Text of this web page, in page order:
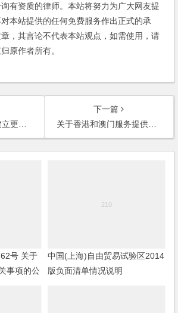
有资质的律师。本站将努力为广大网友提
本站提供的任何免费服务作出正式的承
，其言论不代表本站观点，如需使用，请
原作者所有。
充协议九
下一篇
关于香港和澳门服务提供者在内地设立医疗机构有关问题的通知
号 关于
事项的公
中国(上海)自由贸易试验区2014
版负面清单情况说明